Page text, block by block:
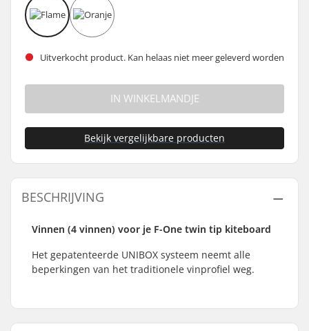
Uitverkocht product. Kan helaas niet meer geleverd worden
IN WINKELMANDJE
Bekijk vergelijkbare producten
BESCHRIJVING
Vinnen (4 vinnen) voor je F-One twin tip kiteboard
Het gepatenteerde UNIBOX systeem neemt alle
beperkingen van het traditionele vinprofiel weg.